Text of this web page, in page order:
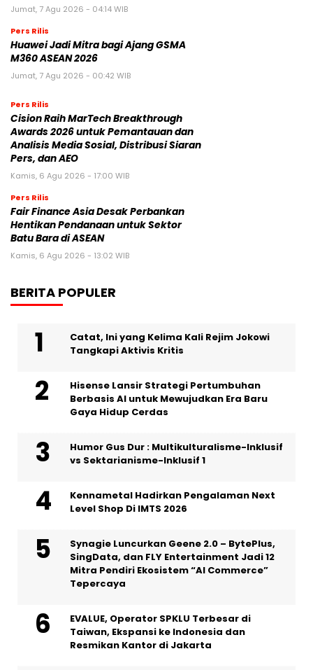
Jumat, 7 Agu 2026 - 04:14 WIB
Pers Rilis
Huawei Jadi Mitra bagi Ajang GSMA
M360 ASEAN 2026
Jumat, 7 Agu 2026 - 00:42 WIB
Pers Rilis
Cision Raih MarTech Breakthrough
Awards 2026 untuk Pemantauan dan
Analisis Media Sosial, Distribusi Siaran
Pers, dan AEO
Kamis, 6 Agu 2026 - 17:00 WIB
Pers Rilis
Fair Finance Asia Desak Perbankan
Hentikan Pendanaan untuk Sektor
Batu Bara di ASEAN
Kamis, 6 Agu 2026 - 13:02 WIB
BERITA POPULER
Catat, Ini yang Kelima Kali Rejim Jokowi
Tangkapi Aktivis Kritis
Hisense Lansir Strategi Pertumbuhan
Berbasis AI untuk Mewujudkan Era Baru
Gaya Hidup Cerdas
Humor Gus Dur : Multikulturalisme-Inklusif
vs Sektarianisme-Inklusif 1
Kennametal Hadirkan Pengalaman Next
Level Shop Di IMTS 2026
Synagie Luncurkan Geene 2.0 – BytePlus,
SingData, dan FLY Entertainment Jadi 12
Mitra Pendiri Ekosistem “AI Commerce”
Tepercaya
EVALUE, Operator SPKLU Terbesar di
Taiwan, Ekspansi ke Indonesia dan
Resmikan Kantor di Jakarta